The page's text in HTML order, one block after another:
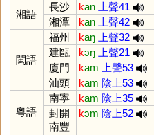
湘語
長沙 kan
上聲41
湘潭
kan 上聲42
閩語
福州 kaŋ
上聲32
建甌
kɔŋ
上聲21
廈門
kam
上聲53
汕頭
kam 陰上53
粵語
南寧 kam 陰上35
封開
南豐
kɔm 陰上52